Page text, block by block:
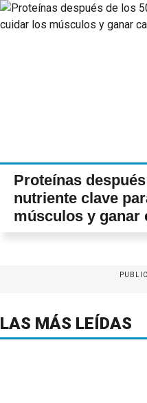
Proteínas
nutriente clave
músculos y ganar
LAS MÁS LEÍDAS